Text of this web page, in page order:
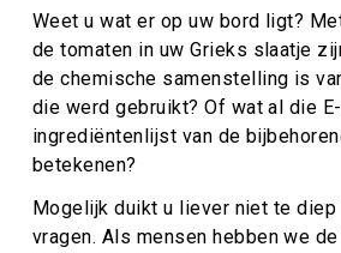
Weet u wat er op uw bord ligt?
de tomaten in uw Grieks slaatje
de chemische samenstelling is
die werd gebruikt? Of wat al die
ingrediëntenlijst van de
betekenen?
Mogelijk duikt u liever niet te
vragen. Als mensen hebben we